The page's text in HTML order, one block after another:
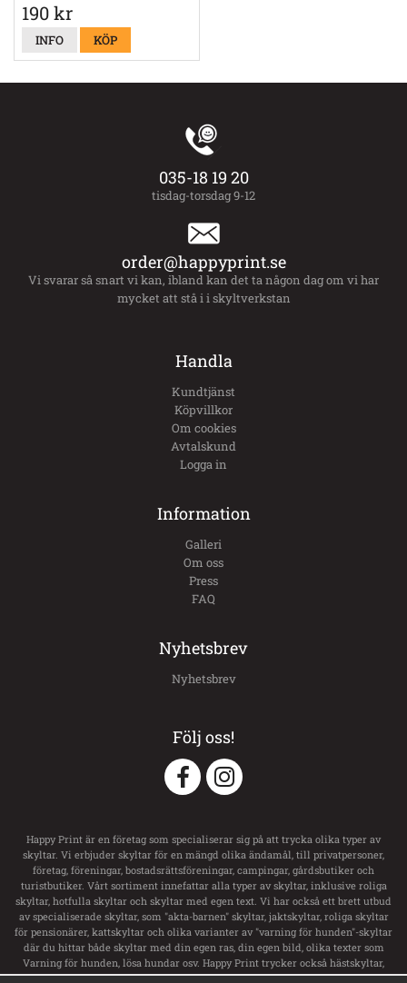
190 kr
INFO KÖP
035-18 19 20
tisdag-torsdag 9-12
order@happyprint.se
Vi svarar så snart vi kan, ibland kan det ta någon dag om vi har
mycket att stå i i skyltverkstan
Handla
Kundtjänst
Köpvillkor
Om cookies
Avtalskund
Logga in
Information
Galleri
Om oss
Press
FAQ
Nyhetsbrev
Nyhetsbrev
Följ oss!
Happy Print är en företag som specialiserar sig på att trycka olika typer av
skyltar. Vi erbjuder skyltar för en mängd olika ändamål, till privatpersoner,
företag, föreningar, bostadsrättsföreningar, campingar, gårdsbutiker och
turistbutiker. Vårt sortiment innefattar alla typer av skyltar, inklusive roliga
skyltar, hotfulla skyltar och skyltar med egen text. Vi har också ett brett utbud
av specialiserade skyltar, som "akta-barnen" skyltar, jaktskyltar, roliga skyltar
för pensionärer, kattskyltar och olika varianter av "varning för hunden"-skyltar
där du hittar både skyltar med din egen ras, din egen bild, olika texter som
Varning för hunden, lösa hundar osv. Happy Print trycker också hästskyltar,
transportdekaler och boxsskyltar samt dekaler till ditt hästsläp med namn och